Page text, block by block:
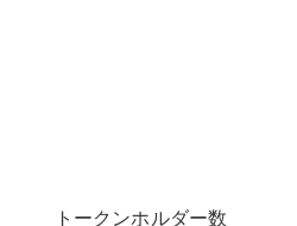
トークンホルダー数